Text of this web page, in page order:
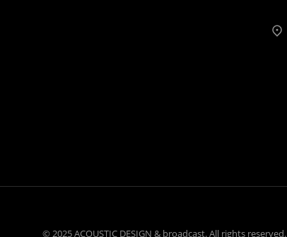
© 2025 ACOUSTIC DESIGN & broadcast. All rights reserved.